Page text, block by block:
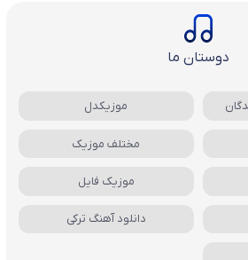
دوستان ما
موزیکدل
مختلف موزیک
موزیک فایل
دانلود آهنگ ترکی